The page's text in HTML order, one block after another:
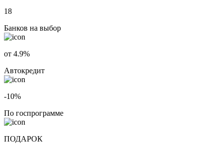
18
Банков на выбор
от 4.9%
Автокредит
-10%
По госпрограмме
ПОДАРОК